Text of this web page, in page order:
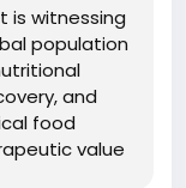
is witnessing
population
and
food
value